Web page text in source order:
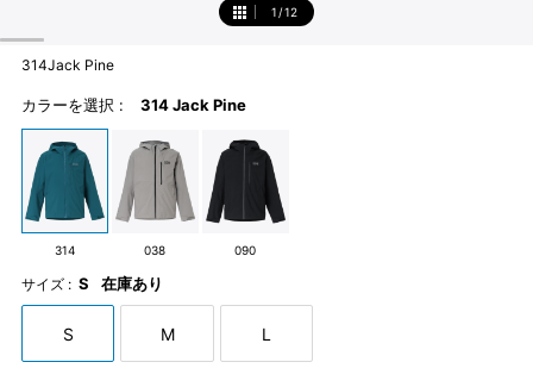
1 /12
314Jack Pine
カラーを選択 : 314 Jack Pine
314 038 090
サイズ : S 在庫あり
S M L